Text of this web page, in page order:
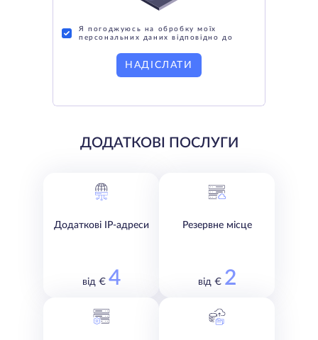
Я погоджуюсь на обробку моїх
персональних даних відповідно до
НАДІСЛАТИ
ДОДАТКОВІ ПОСЛУГИ
Додаткові IP-адреси
від € 4
Резервне місце
від € 2